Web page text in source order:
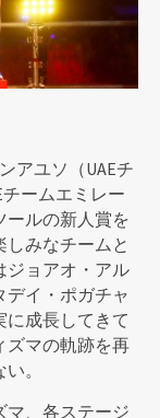
アユソ（UAEチ
ームエミレー
ールの新人賞を
みなチームと
ジョアオ・アル
デイ・ポガチャ
に成長してきて
ズマの軌跡を再
。
マ、各ステージ